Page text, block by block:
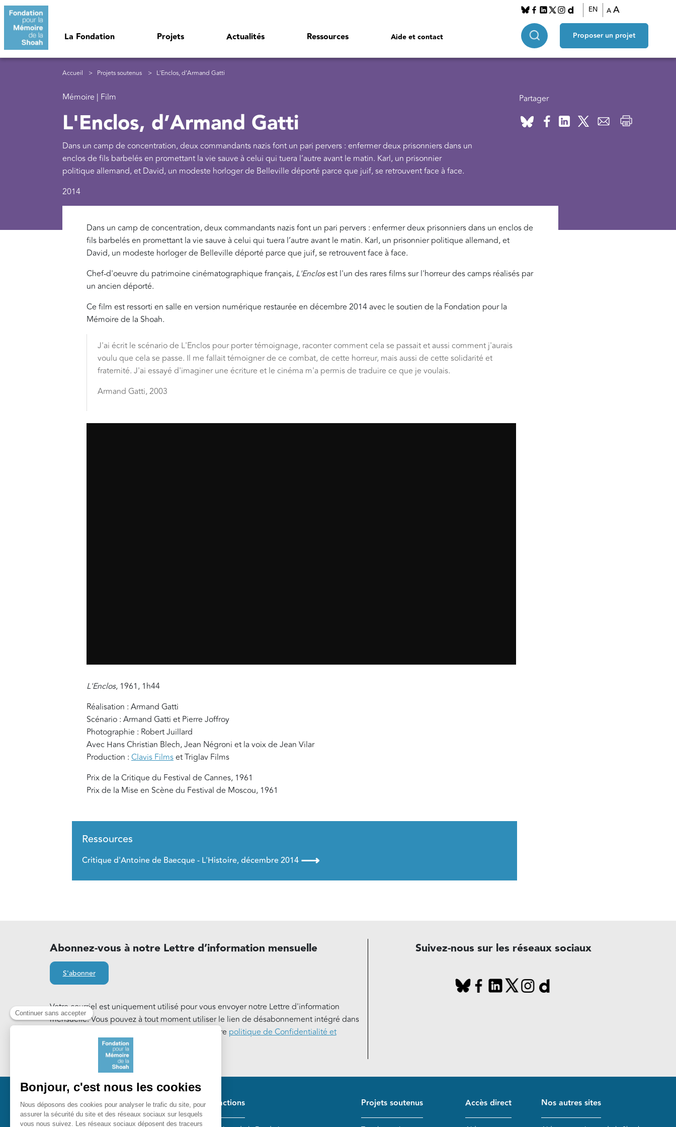
Aller au contenu principal
La Fondation Projets Actualités Ressources Aide et contact
EN A A
Proposer un projet
Fil d'Ariane
Accueil Projets soutenus L'Enclos, d’Armand Gatti
Mémoire | Film
L'Enclos, d’Armand Gatti
Dans un camp de concentration, deux commandants nazis font un pari pervers : enfermer deux prisonniers dans un
enclos de fils barbelés en promettant la vie sauve à celui qui tuera l’autre avant le matin. Karl, un prisonnier
politique allemand, et David, un modeste horloger de Belleville déporté parce que juif, se retrouvent face à face.
2014
Partager
Dans un camp de concentration, deux commandants nazis font un pari pervers : enfermer deux prisonniers dans un enclos de
fils barbelés en promettant la vie sauve à celui qui tuera l’autre avant le matin. Karl, un prisonnier politique allemand, et
David, un modeste horloger de Belleville déporté parce que juif, se retrouvent face à face.
Chef-d'oeuvre du patrimoine cinématographique français, L'Enclosest l'un des rares films sur l'horreur des camps réalisés par
un ancien déporté.
Ce film est ressorti en salle en version numérique restaurée en décembre 2014 avec le soutien de la Fondation pour la
Mémoire de la Shoah.
J'ai écrit le scénario de L'Enclos pour porter témoignage, raconter comment cela se passait et aussi comment j'aurais
voulu que cela se passe. Il me fallait témoigner de ce combat, de cette horreur, mais aussi de cette solidarité et
fraternité. J'ai essayé d'imaginer une écriture et le cinéma m'a permis de traduire ce que je voulais.
Armand Gatti, 2003
L'Enclos, 1961, 1h44
Réalisation : Armand Gatti
Scénario : Armand Gatti et Pierre Joffroy
Photographie : Robert Juillard
Avec Hans Christian Blech, Jean Négroni et la voix de Jean Vilar
Production : Clavis Filmset Triglav Films
Prix de la Critique du Festival de Cannes, 1961
Prix de la Mise en Scène du Festival de Moscou, 1961
Ressources
Critique d'Antoine de Baecque - L'Histoire, décembre 2014 ⟶
Abonnez-vous à notre Lettre d’information mensuelle
S'abonner
Votre courriel est uniquement utilisé pour vous envoyer notre Lettre d'information
mensuelle. Vous pouvez à tout moment utiliser le lien de désabonnement intégré dans
notre Lettre d'information. En savoir plus sur notre politique de Confidentialité et
Suivez-nous sur les réseaux sociaux
Pied de page
Nos actions Projets soutenus Accès direct Nos autres sites